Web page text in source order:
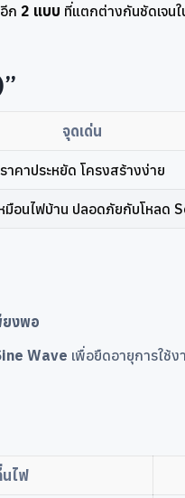
ก 2 แบบ ที่แตกต่างกันชัดเจน
จุดเด่น
ราคาประหยัด โครงสร้างง่าย
หมือนไฟบ้าน ปลอดภัยกับโหลด
ยงพอ
Wave เพื่อยืดอายุการใช้ง
นไฟ